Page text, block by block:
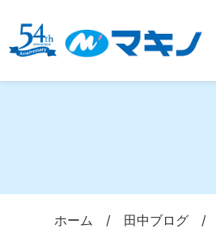
ホーム / 田中ブログ